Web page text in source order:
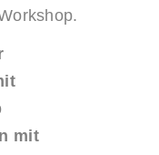
mit